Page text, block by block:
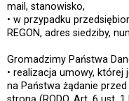
mail, stanowisko,
• w przypadku
REGON, adres siedziby,
Gromadzimy Państwa
• realizacja umowy, której
na Państwa żądanie